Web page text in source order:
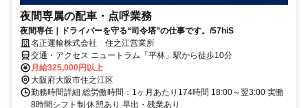
夜間専属の配車・点呼業務
夜間専任｜ドライバーを守る“司令塔”の仕事です。/57hiS
名正運輸株式会社 住之江営業所
交通・アクセス ニュートラム「平林」駅から徒歩10分
月給325,000円以上
大阪府大阪市住之江区
勤務時間詳細 総労働時間：1ヶ月あたり174時間 18:00～翌3:00 実働
8時間シフト制 休憩あり 早出・残業あり